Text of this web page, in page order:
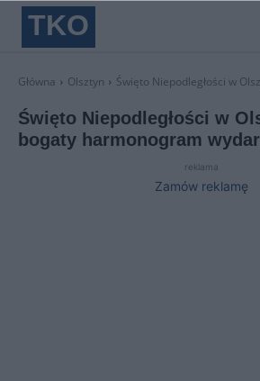
TKO
Główna Olsztyn Święto Niepodległości w
Święto Niepodległości w
bogaty harmonogram
reklama
Zamów reklamę